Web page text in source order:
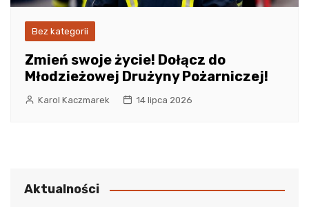
Bez kategorii
Zmień swoje życie! Dołącz do
Młodzieżowej Drużyny Pożarniczej!
Karol Kaczmarek 14 lipca 2026
Aktualności